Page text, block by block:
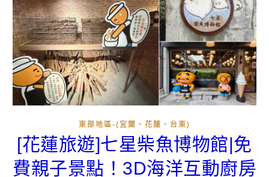
東部地區-(宜蘭、花蓮、台東)
[花蓮旅遊]七星柴魚博物館|免
費親子景點！3D海洋互動廚房